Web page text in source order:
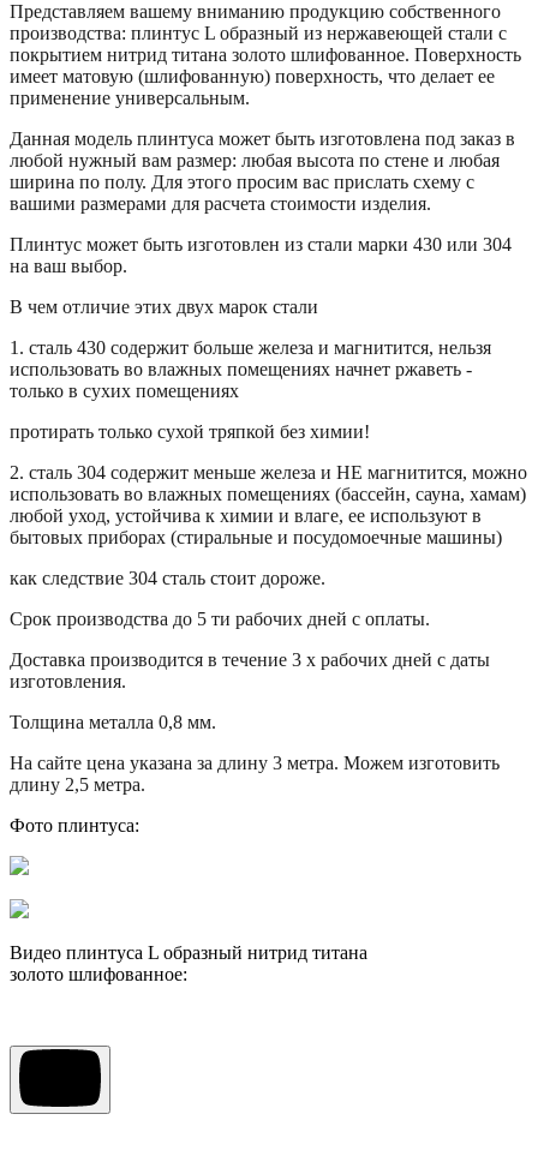
Представляем вашему вниманию продукцию собственного
производства: плинтус L образный из нержавеющей стали с
покрытием нитрид титана золото шлифованное. Поверхность
имеет матовую (шлифованную) поверхность, что делает ее
применение универсальным.
Данная модель плинтуса может быть изготовлена под заказ в
любой нужный вам размер: любая высота по стене и любая
ширина по полу. Для этого просим вас прислать схему с
вашими размерами для расчета стоимости изделия.
Плинтус может быть изготовлен из стали марки 430 или 304
на ваш выбор.
В чем отличие этих двух марок стали
1. сталь 430 содержит больше железа и магнитится, нельзя
использовать во влажных помещениях начнет ржаветь -
только в сухих помещениях
протирать только сухой тряпкой без химии!
2. сталь 304 содержит меньше железа и НЕ магнитится, можно
использовать во влажных помещениях (бассейн, сауна, хамам)
любой уход, устойчива к химии и влаге, ее используют в
бытовых приборах (стиральные и посудомоечные машины)
как следствие 304 сталь стоит дороже.
Срок производства до 5 ти рабочих дней с оплаты.
Доставка производится в течение 3 х рабочих дней с даты
изготовления.
Толщина металла 0,8 мм.
На сайте цена указана за длину 3 метра. Можем изготовить
длину 2,5 метра.
Фото плинтуса:
Видео плинтуса L образный нитрид титана
золото шлифованное: